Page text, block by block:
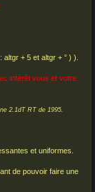
+ 5 et altgr + ° ) ).
intérêt vous et votre
2.1dT RT de 1995.
et uniformes.
de pouvoir faire une